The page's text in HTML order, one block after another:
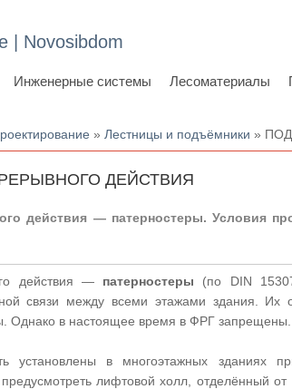
| Novosibdom
Инженерные системы Лесоматериалы
» Лестницы и подъёмники»
ДЕЙСТВИЯ
действия — патерностеры. Условия
действия — патерностеры (по DIN
связи между всеми этажами здания. Их
Однако в настоящее время в ФРГ запрещены.
установлены в многоэтажных зданиях
лифтовой холл, отделённый